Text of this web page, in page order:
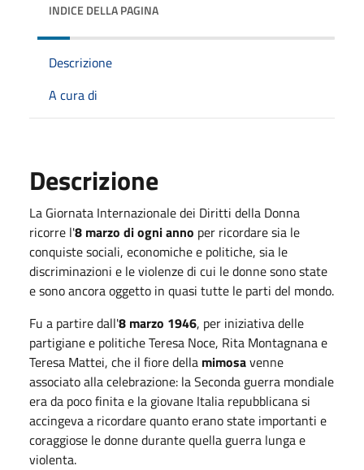
INDICE DELLA PAGINA
Descrizione
A cura di
Descrizione
La Giornata Internazionale dei Diritti della Donna
ricorre l'8 marzo di ogni anno per ricordare sia le
conquiste sociali, economiche e politiche, sia le
discriminazioni e le violenze di cui le donne sono state
e sono ancora oggetto in quasi tutte le parti del mondo.
Fu a partire dall'8 marzo 1946, per iniziativa delle
partigiane e politiche Teresa Noce, Rita Montagnana e
Teresa Mattei, che il fiore della mimosavenne
associato alla celebrazione: la Seconda guerra mondiale
era da poco finita e la giovane Italia repubblicana si
accingeva a ricordare quanto erano state importanti e
coraggiose le donne durante quella guerra lunga e
violenta.